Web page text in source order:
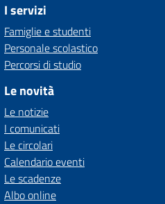
I servizi
Famiglie e studenti
Personale scolastico
Percorsi di studio
Le novità
Le notizie
I comunicati
Le circolari
Calendario eventi
Le scadenze
Albo online